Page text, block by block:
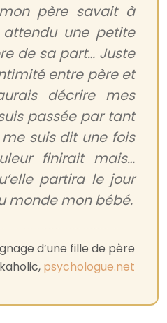
père savait à
une petite
de sa part… Juste
entre père et
décrire mes
passée par tant
me suis dit une fois
finirait mais…
partira le jour
monde mon bébé.
d’une fille de père
psychologue.net